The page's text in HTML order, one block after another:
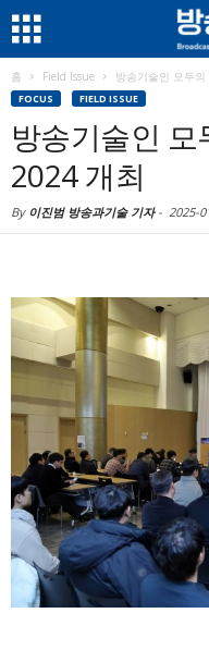
홈 Field Issue 방송기술인 모두
FOCUS FIELD ISSUE
방송기술인 모
2024 개최
By 이진범 방송과기술 기자- 2025-